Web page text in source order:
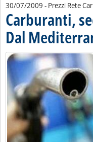
30/07/2009 - Prezzi Rete
Carburanti,
Dal
Lista allegati